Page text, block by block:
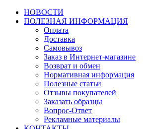
НОВОСТИ
ПОЛЕЗНАЯ ИНФОРМАЦИЯ
Оплата
Доставка
Самовывоз
Заказ в Интернет-магазине
Возврат и обмен
Нормативная информация
Полезные статьи
Отзывы покупателей
Заказать образцы
Вопрос-Ответ
Рекламные материалы